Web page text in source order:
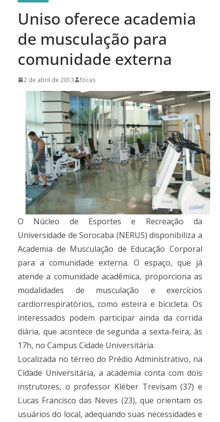
Uniso oferece academia
de musculação para
comunidade externa
2 de abril de 2013 focas
O Núcleo de Esportes e Recreação da
Universidade de Sorocaba (NERUS) disponibiliza a
Academia de Musculação de Educação Corporal
para a comunidade externa. O espaço, que já
atende a comunidade acadêmica, proporciona as
modalidades de musculação e exercícios
cardiorrespiratórios, como esteira e bicicleta. Os
interessados podem participar ainda da corrida
diária, que acontece de segunda a sexta-feira, às
17h, no Campus Cidade Universitária.
Localizada no térreo do Prédio Administrativo, na
Cidade Universitária, a academia conta com dois
instrutores, o professor Kléber Trevisam (37) e
Lucas Francisco das Neves (23), que orientam os
usuários do local, adequando suas necessidades e